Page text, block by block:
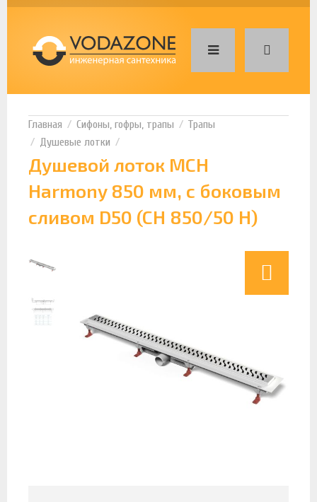
Сифоны, гофры, трапы
Трапы
Душевые лотки
Душевой лоток MCH
Harmony 850 мм, с боковым
сливом D50 (CH 850/50 H)